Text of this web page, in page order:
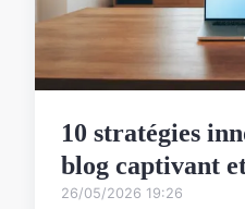
10 stratégies
blog captivant
26/05/2026 19:26